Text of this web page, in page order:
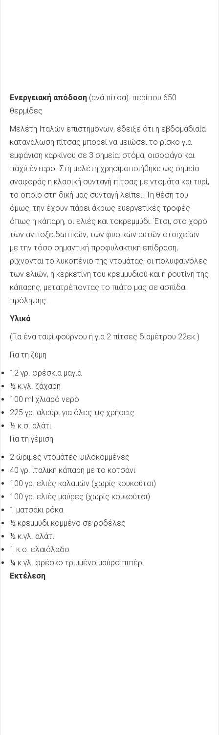
Ενεργειακή απόδοση (ανά πίτσα): περίπου 650
θερμίδες
Μελέτη Ιταλών επιστημόνων, έδειξε ότι η εβδομαδιαία
κατανάλωση πίτσας μπορεί να μειώσει το ρίσκο για
εμφάνιση καρκίνου σε 3 σημεία: στόμα, οισοφάγο και
παχύ έντερο. Στη μελέτη χρησιμοποιήθηκε ως σημείο
αναφοράς η κλασική συνταγή πίτσας με ντομάτα και τυρί,
το οποίο στη δική μας συνταγή λείπει. Τη θέση του
όμως, την έχουν πάρει άκρως ευεργετικές τροφές
όπως η κάπαρη, οι ελιές και τοκρεμμύδι. Έτσι, στο χορό
των αντιοξειδωτικών, των φυσικών αυτών στοιχείων
με την τόσο σημαντική προφυλακτική επίδραση,
ρίχνονται το λυκοπένιο της ντομάτας, οι πολυφαινόλες
των ελιών, η κερκετίνη του κρεμμυδιού και η ρουτίνη της
κάπαρης, μετατρέποντας το πιάτο μας σε ασπίδα
πρόληψης.
Υλικά
(Για ένα ταψί φούρνου ή για 2 πίτσες διαμέτρου 22εκ.)
Για τη ζύμη
12 γρ. φρέσκια μαγιά
½ κ.γλ. ζάχαρη
100 ml χλιαρό νερό
225 γρ. αλεύρι για όλες τις χρήσεις
½ κ.σ. αλάτι
Για τη γέμιση
2 ώριμες ντομάτες ψιλοκομμένες
40 γρ. ιταλική κάπαρη με το κοτσάνι
100 γρ. ελιές καλαμών (χωρίς κουκούτσι)
100 γρ. ελιές μαύρες (χωρίς κουκούτσι)
1 ματσάκι ρόκα
½ κρεμμύδι κομμένο σε ροδέλες
½ κ.γλ. αλάτι
1 κ.σ. ελαιόλαδο
¼ κ.γλ. φρέσκο τριμμένο μαύρο πιπέρι
Εκτέλεση